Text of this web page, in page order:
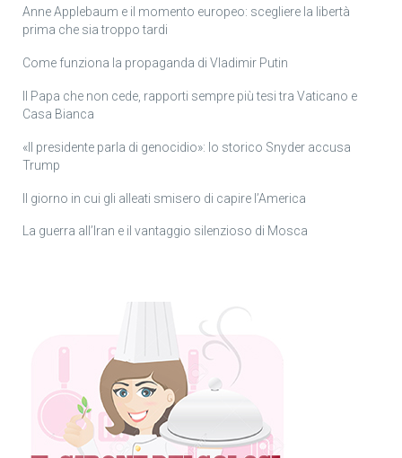
Anne Applebaum e il momento europeo: scegliere la libertà
prima che sia troppo tardi
Come funziona la propaganda di Vladimir Putin
Il Papa che non cede, rapporti sempre più tesi tra Vaticano e
Casa Bianca
«Il presidente parla di genocidio»: lo storico Snyder accusa
Trump
Il giorno in cui gli alleati smisero di capire l’America
La guerra all’Iran e il vantaggio silenzioso di Mosca